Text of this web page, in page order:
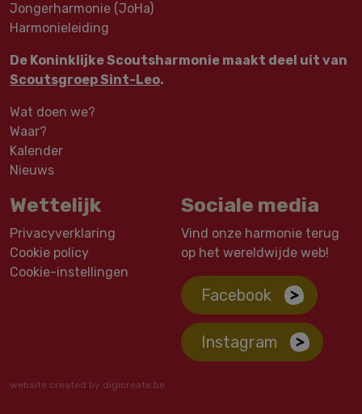
Jongerharmonie (JoHa)
Harmonieleiding
De Koninklijke Scoutsharmonie maakt deel uit van
Scoutsgroep Sint-Leo.
Wat doen we?
Waar?
Kalender
Nieuws
Wettelijk
Privacyverklaring
Cookie policy
Cookie-instellingen
Sociale media
Vind onze harmonie terug
op het wereldwijde web!
Facebook
Instagram
website created by digicreate.be